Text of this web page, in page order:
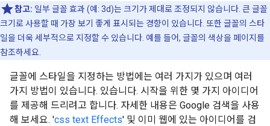
참고: 일부 글꼴 효과 (예: 3d)는 크기가 제대로 조정되지 않습니다. 큰 글꼴
크기로 사용할 때 가장 보기 좋게 표시되는 경향이 있습니다. 또한 글꼴의 스타
일을 더욱 세부적으로 지정할 수 있습니다. 예를 들어, 글꼴의 색상을 페이지를
참조하세요.
글꼴에 스타일을 지정하는 방법에는 여러 가지가 있으며 여러
가지 방법이 있습니다. 있습니다. 시작을 위한 몇 가지 아이디어
를 제공해 드리려고 합니다. 자세한 내용은 Google 검색을 사용
해 보세요. 'css text Effects' 및 이미 웹에 있는 아이디어를 검